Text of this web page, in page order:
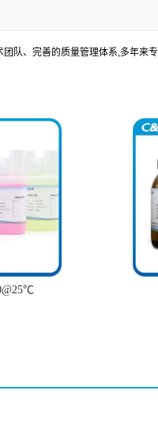
队、完善的质量管理体系,多年